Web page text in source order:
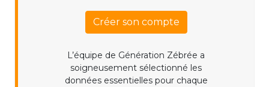
Créer son compte
L’équipe de Génération Zébrée a
soigneusement sélectionné les
données essentielles pour chaque